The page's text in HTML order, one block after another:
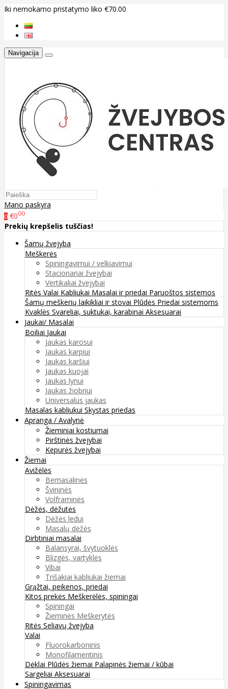
Iki nemokamo pristatymo liko €70.00
Navigacija
Mano paskyra
0 €000
Prekių krepšelis tuščias!
Šamų žvejyba
Meškerės
Spiningavimui / velkiavimui
Stacionariai žvejybai
Vertikaliai žvejybai
Ritės Valai Kabliukai Masalai ir priedai Paruoštos sistemos
Šamų meškerių laikikliai ir stovai Plūdės Priedai sistemoms
Kvaklės Svareliai, suktukai, karabinai Aksesuarai
Jaukai/ Masalai
Boiliai Jaukai
Jaukas karosui
Jaukas karpiui
Jaukas karšiui
Jaukas kuojai
Jaukas lynui
Jaukas žiobriui
Universalus jaukas
Masalas kabliukui Skystas priedas
Apranga / Avalynė
Žieminiai kostiumai
Pirštinės žvejybai
Kepurės žvejybai
Žiemai
Avižėlės
Bemasalinės
Švininės
Volframinės
Dėžės, dėžutės
Dėžės ledui
Masalų dėžės
Dirbtiniai masalai
Balansyrai, švytuoklės
Blizgės, vartyklės
Vibai
Trišakiai kabliukai žiemai
Grąžtai, peikenos, priedai
Kitos prekės Meškerėlės, spiningai
Spiningai
Žieminės Meškerytės
Ritės Seliavų žvejyba
Valai
Fluorokarboninis
Monofilamentinis
Dėklai Plūdės žiemai Palapinės žiemai / kūbai
Sargeliai Aksesuarai
Spiningavimas